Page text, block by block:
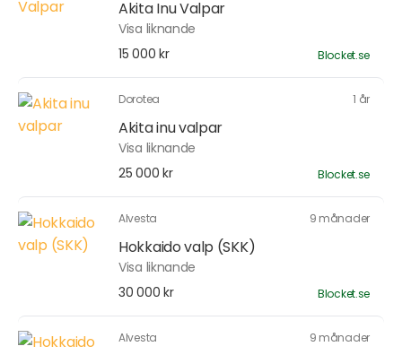
Akita Inu Valpar
Visa liknande
15 000 kr
Blocket.se
Dorotea 1 år
Akita inu valpar
Visa liknande
25 000 kr
Blocket.se
Alvesta 9 månader
Hokkaido valp (SKK)
Visa liknande
30 000 kr
Blocket.se
Alvesta 9 månader